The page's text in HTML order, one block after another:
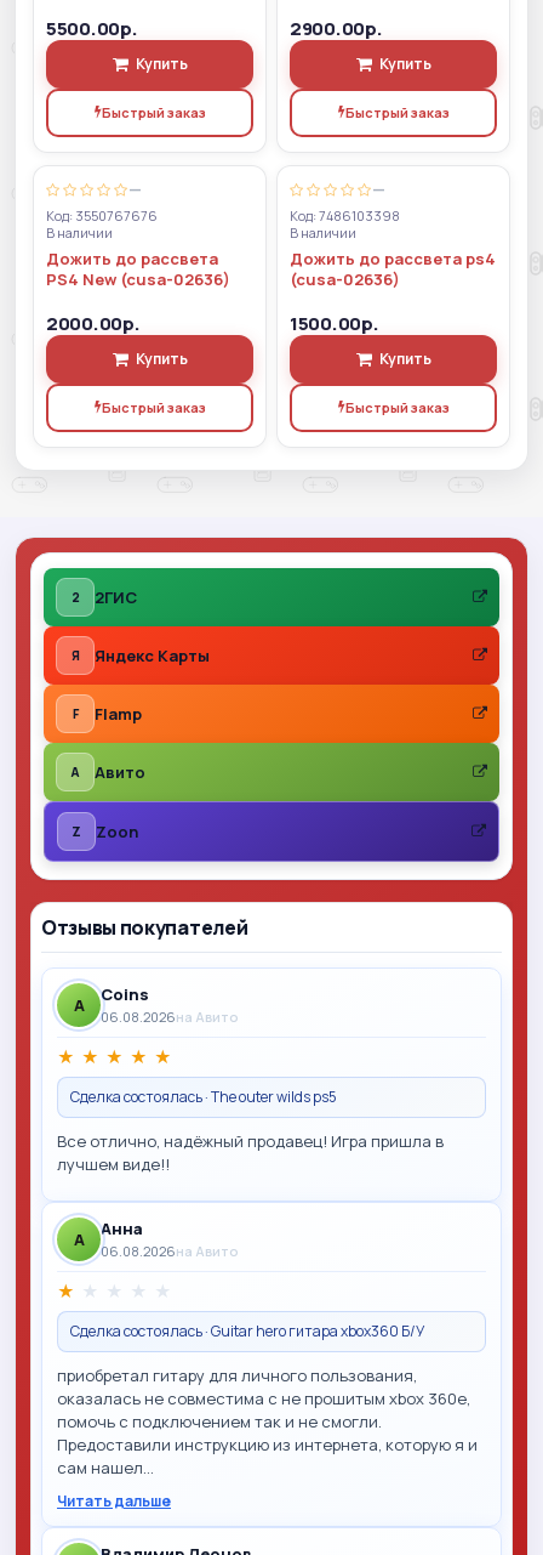
5500.00р.
Купить
Быстрый заказ
2900.00р.
Купить
Быстрый заказ
—
Код: 3550767676
В наличии
Дожить до рассвета
PS4 New (cusa-02636)
2000.00р.
Купить
Быстрый заказ
—
Код: 7486103398
В наличии
Дожить до рассвета ps4
(cusa-02636)
1500.00р.
Купить
Быстрый заказ
Отзывы покупателей
A Coins
06.08.2026на Авито
★ ★ ★ ★ ★
Сделка состоялась · The outer wilds ps5
Все отлично, надёжный продавец! Игра пришла в
лучшем виде!!
A Анна
06.08.2026на Авито
★ ★ ★ ★ ★
Сделка состоялась · Guitar hero гитара xbox360 Б/У
приобретал гитару для личного пользования,
оказалась не совместима с не прошитым xbox 360e,
помочь с подключением так и не смогли.
Предоставили инструкцию из интернета, которую я и
сам нашел…
Читать дальше
2 2ГИС
Я Яндекс Карты
F Flamp
A Авито
Z Zoon